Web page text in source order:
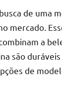
de uma
mercado.
a
são
de